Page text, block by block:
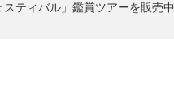
ティバル」鑑賞ツアーを販売中